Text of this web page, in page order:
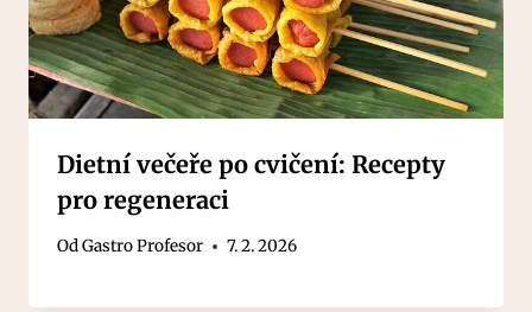
Dietní večeře po cvičení: Recepty
pro regeneraci
OdGastro Profesor 7. 2. 2026